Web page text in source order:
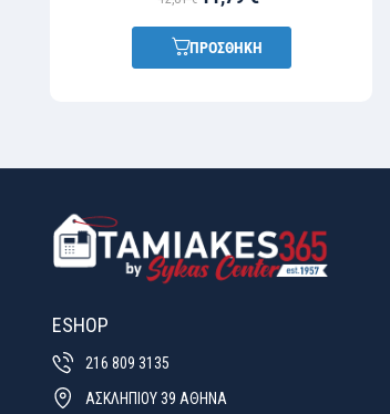
ΠΡΟΣΘΗΚΗ
ESHOP
216 809 3135
ΑΣΚΛΗΠΙΟΥ 39 ΑΘΗΝΑ